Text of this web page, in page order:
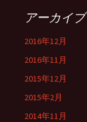
アーカイブ
2016年12月
2016年11月
2015年12月
2015年2月
2014年11月